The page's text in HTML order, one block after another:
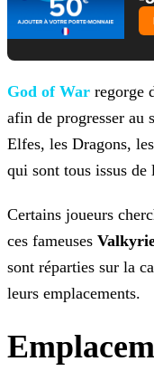
God of War regorge
afin de progresser au
Elfes, les Dragons,
qui sont tous issus
Certains joueurs
ces fameuses
sont réparties sur la
leurs emplacements.